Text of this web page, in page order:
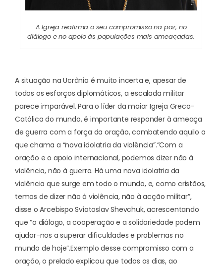
A Igreja reafirma o seu compromisso na paz, no
diálogo e no apoio às populações mais ameaçadas.
A situação na Ucrânia é muito incerta e, apesar de
todos os esforços diplomáticos, a escalada militar
parece imparável. Para o líder da maior Igreja Greco-
Católica do mundo, é importante responder à ameaça
de guerra com a força da oração, combatendo aquilo a
que chama a “nova idolatria da violência”.“Com a
oração e o apoio internacional, podemos dizer não à
violência, não à guerra. Há uma nova idolatria da
violência que surge em todo o mundo, e, como cristãos,
temos de dizer não à violência, não à acção militar”,
disse o Arcebispo Sviatoslav Shevchuk, acrescentando
que “o diálogo, a cooperação e a solidariedade podem
ajudar-nos a superar dificuldades e problemas no
mundo de hoje”.Exemplo desse compromisso com a
oração, o prelado explicou que todos os dias, ao